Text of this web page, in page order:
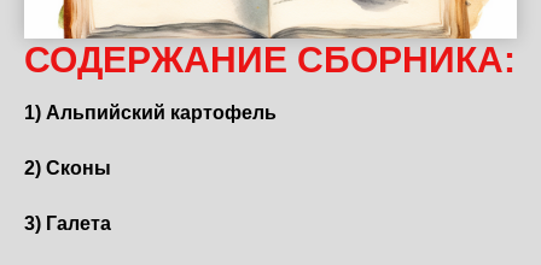
СОДЕРЖАНИЕ СБОРНИКА:
1) Альпийский картофель
2) Сконы
3) Галета